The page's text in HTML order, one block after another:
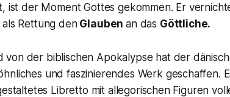
ist der Moment Gottes gekommen. Er
Rettung denGlauben an das Göttliche.
von der biblischen Apokalypse hat der
und faszinierendes Werk geschaffen.
Libretto mit allegorischen Figuren